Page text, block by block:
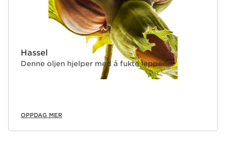
Hassel
Denne oljen hjelper med å fukte leppene.
OPPDAG MER